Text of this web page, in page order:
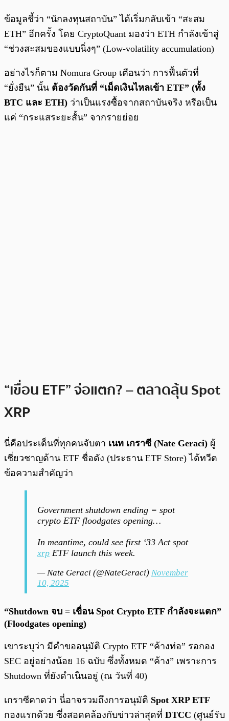
ข้อมูลชี้ว่า “นักลงทุนสถาบัน” ได้เริ่มกลับเข้า “สะสม
ETH” อีกครั้ง โดย CryptoQuant มองว่า ETH กำลังเข้าสู่
“ช่วงสะสมของแบบนิ่งๆ” (Low-volatility accumulation)
อย่างไรก็ตาม Nomura Group เตือนว่า การฟื้นตัวที่
“ยั่งยืน” นั้น ต้องวัดกันที่ “เม็ดเงินไหลเข้า ETF” (ทั้ง
BTC และ ETH) ว่าเป็นแรงซื้อจากสถาบันจริง หรือเป็น
แค่ “กระแสระยะสั้น” จากรายย่อย
“เขื่อน ETF” จ่อแตก? – ตลาดลุ้น Spot
XRP
นี่คือประเด็นที่ทุกคนจับตา เนท เกราซี (Nate Geraci) ผู้
เชี่ยวชาญด้าน ETF ชื่อดัง (ประธาน ETF Store) ได้ทวีต
ข้อความสำคัญว่า
Government shutdown ending = spot
crypto ETF floodgates opening…
In meantime, could see first ‘33 Act spot
xrp ETF launch this week.
— Nate Geraci (@NateGeraci) November
10, 2025
“Shutdown จบ = เขื่อน Spot Crypto ETF กำลังจะแตก”
(Floodgates opening)
เขาระบุว่า มีคำขออนุมัติ Crypto ETF “ค้างท่อ” รอกอง
SEC อยู่อย่างน้อย 16 ฉบับ ซึ่งทั้งหมด “ค้าง” เพราะการ
Shutdown ที่ยังดำเนินอยู่ (ณ วันที่ 40)
เกราซีคาดว่า นี่อาจรวมถึงการอนุมัติ Spot XRP ETF
กองแรกด้วย ซึ่งสอดคล้องกับข่าวล่าสุดที่ DTCC (ศูนย์รับ